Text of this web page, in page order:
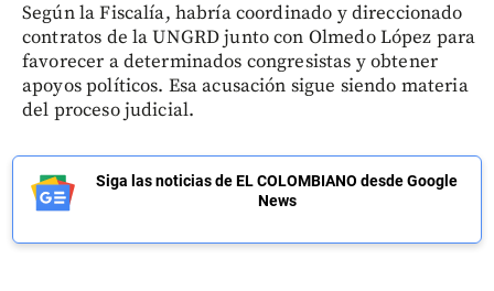
Según la Fiscalía, habría coordinado y direccionado
contratos de la UNGRD junto con Olmedo López para
favorecer a determinados congresistas y obtener
apoyos políticos. Esa acusación sigue siendo materia
del proceso judicial.
Siga las noticias de EL COLOMBIANO desde Google
News